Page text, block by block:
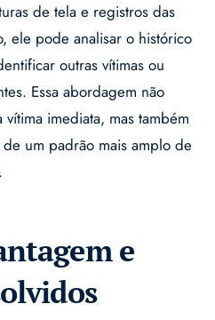
de tela e registros das
ele pode analisar o histórico
outras vítimas ou
Essa abordagem não
imediata, mas também
um padrão mais amplo de
e